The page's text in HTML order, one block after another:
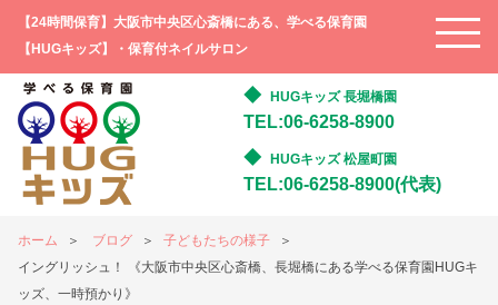
【24時間保育】大阪市中央区心斎橋にある、学べる保育園
【HUGキッズ】・保育付ネイルサロン
HUGキッズ 長堀橋園
TEL:06-6258-8900
HUGキッズ 松屋町園
TEL:06-6258-8900(代表)
ホーム ブログ
子どもたちの様子
イングリッシュ！ 《大阪市中央区心斎橋、長堀橋にある学べる保育園HUGキ
ッズ、一時預かり》